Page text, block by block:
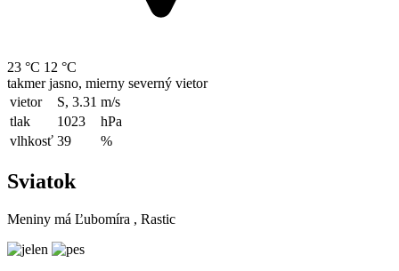
23 °C 12 °C
takmer jasno, mierny severný vietor
vietor
S, 3.31 m/s
tlak
1023
hPa
vlhkosť 39 %
Sviatok
Meniny má Ľubomíra , Rastic